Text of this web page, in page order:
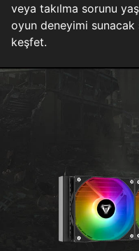
veya takılma sorunu
oyun deneyimi
keşfet.